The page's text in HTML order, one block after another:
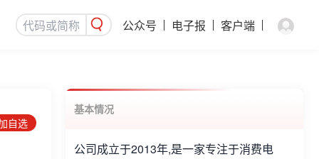
公众号 电子报 客户端
自选
基本情况
公司成立于2013年,是一家专注于消费电